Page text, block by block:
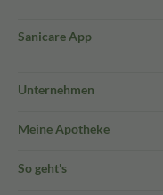
Sanicare App
Unternehmen
Meine Apotheke
So geht's